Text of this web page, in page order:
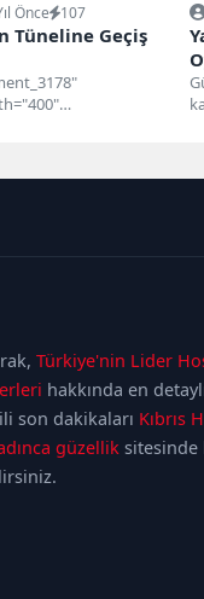
Önce 107
Tüneline Geçiş
Türkiye'nin Lider
hakkında en
son dakikaları Kıbrıs
güzellik sitesinde